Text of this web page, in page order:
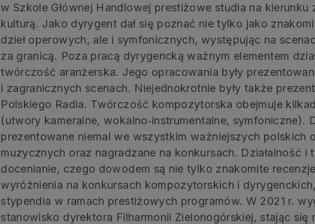
w Szkole Głównej Handlowej prestiżowe studia na kierunku
kulturą. Jako dyrygent dał się poznać nie tylko jako
dzieł operowych, ale i symfonicznych, występując na
za granicą. Poza pracą dyrygencką ważnym elementem
twórczość aranżerska. Jego opracowania były
i zagranicznych scenach. Niejednokrotnie były także
Polskiego Radia. Twórczość kompozytorska obejmuje
(utwory kameralne, wokalno‑instrumentalne, symfoniczne).
prezentowane niemal we wszystkim ważniejszych polskich
muzycznych oraz nagradzane na konkursach. Działalność i
docenianie, czego dowodem są nie tylko znakomite
wyróżnienia na konkursach kompozytorskich i
stypendia w ramach prestiżowych programów. W 2021 r.
stanowisko dyrektora Filharmonii Zielonogórskiej, stając się